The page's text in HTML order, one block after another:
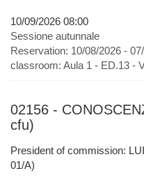
10/09/2026 08:00
Sessione autunnale
Reservation: 10/08/2026 -
classroom: Aula 1 - ED.13 -
02156 -
cfu)
President of commission:
01/A)